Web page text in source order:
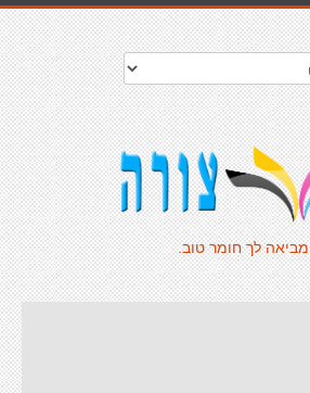
מביאה לך חומר טוב.